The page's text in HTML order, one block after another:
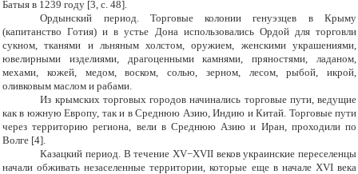
Батыя в 1239 году [3, с. 48].
Ордынский период.
Торговые колонии генуэзцев в Крыму
(капитанство Готия) и в устье Дона использовались Ордой для торговли
сукном, тканями и льняным холстом, оружием, женскими украшениями,
ювелирными изделиями, драгоценными камнями, пряностями, ладаном,
мехами, кожей, медом, воском, солью, зерном, лесом, рыбой, икрой,
оливковым маслом и рабами.
Из крымских торговых городов начинались торговые пути, ведущие
как в южную Европу, так и в Среднюю Азию, Индию и Китай. Торговые пути
через территорию региона, вели в Среднюю Азию и Иран, проходили по
Волге [4].
Казацкий период. В течение XV−XVII веков украинские переселенцы
начали обживать незаселенные территории, которые еще в начале XVI века